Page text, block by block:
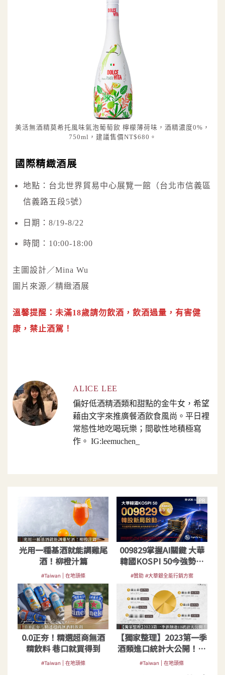
美活無酒精莫希托風味氣泡葡萄飲 檸檬薄荷味，酒精濃度0%，
750ml，建議售價NT$680。
國際精緻酒展
地點：台北世界貿易中心展覽一館（台北市信義區
信義路五段5號）
日期：8/19-8/22
時間：10:00-18:00
主圖設計／Mina Wu
圖片來源／精緻酒展
溫馨提醒：未滿18歲請勿飲酒，飲酒過量，有害健
康，禁止酒駕！
ALICE LEE
偏好低酒精酒類和甜點的金牛女，希望
藉由文字來推廣餐酒飲食風尚。平日裡
常態性地吃喝玩樂；間歇性地積極寫
作。 IG:leemuchen_
光用一種基酒就能調雞尾
酒！柳橙汁篇
#Taiwan | 在地頭條
PR
009829掌握AI關鍵 大華
韓國KOSPI 50今強勢開
募
#贊助 #大華銀全能行銷方案
0.0正夯！精選超商無酒
精飲料 巷口就買得到
#Taiwan | 在地頭條
【獨家整理】2023第一季
酒類進口統計大公開！台
灣人也太會喝了吧
#Taiwan | 在地頭條